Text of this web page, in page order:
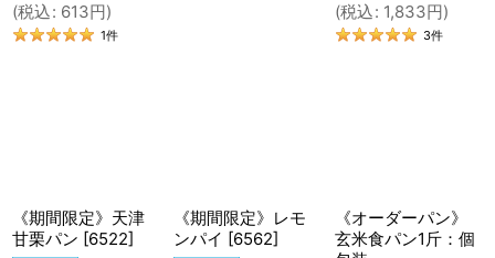
(税込: 613円)
1件
(税込: 1,833円)
3件
《期間限定》天津
甘栗パン [6522]
《期間限定》レモ
ンパイ [6562]
《オーダーパン》
玄米食パン1斤：個